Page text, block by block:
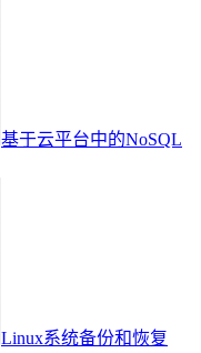
基于云平台中的NoSQL
Linux系统备份和恢复